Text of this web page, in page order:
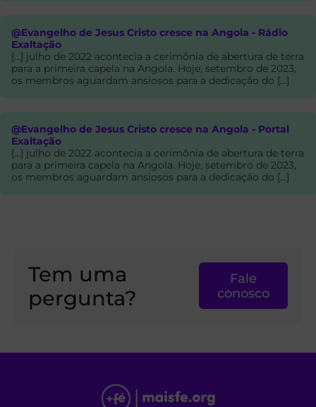
@Evangelho de Jesus Cristo cresce na Angola - Rádio
Exaltação
[…] julho de 2022 acontecia a cerimônia de abertura de terra
para a primeira capela na Angola. Hoje, setembro de 2023,
os membros aguardam ansiosos para a dedicação do […]
@Evangelho de Jesus Cristo cresce na Angola - Portal
Exaltação
[…] julho de 2022 acontecia a cerimônia de abertura de terra
para a primeira capela na Angola. Hoje, setembro de 2023,
os membros aguardam ansiosos para a dedicação do […]
Tem uma
pergunta?
Fale
conosco